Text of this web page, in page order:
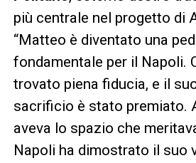
più centrale nel progetto di
“Matteo è diventato una
fondamentale per il Napoli.
trovato piena fiducia, e il
sacrificio è stato premiato.
aveva lo spazio che
Napoli ha dimostrato il suo